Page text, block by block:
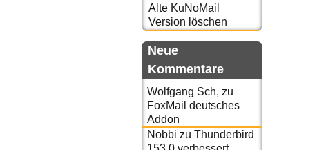
Alte KuNoMail
Version löschen
Neue
Kommentare
Wolfgang Sch, zu
FoxMail deutsches
Addon
Nobbi zu Thunderbird